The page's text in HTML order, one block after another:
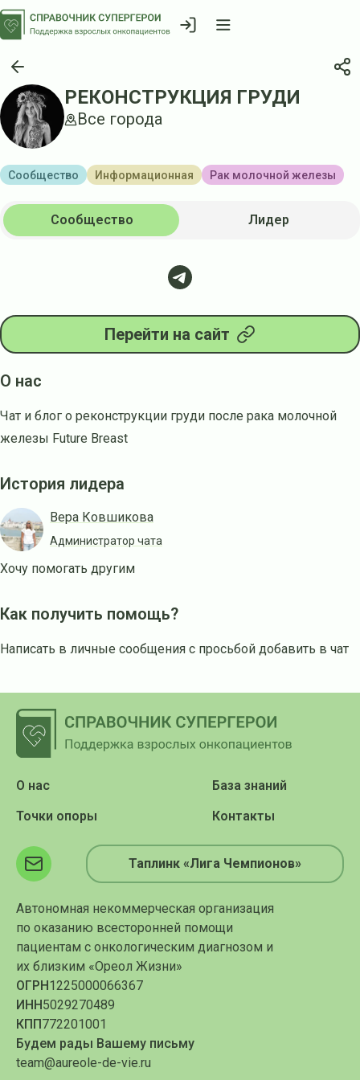
РЕКОНСТРУКЦИЯ ГРУДИ
Все города
Сообщество Информационная Рак молочной железы
Сообщество Лидер
Перейти на сайт
О нас
Чат и блог о реконструкции груди после рака молочной
железы Future Breast
История лидера
Вера Ковшикова
Администратор чата
Хочу помогать другим
Как получить помощь?
Написать в личные сообщения с просьбой добавить в чат
Автономная некоммерческая организация
по оказанию всесторонней помощи
пациентам с онкологическим диагнозом и
их близким «Ореол Жизни»
ОГРН1225000066367
ИНН5029270489
КПП772201001
Будем рады Вашему письму
team@aureole-de-vie.ru
О нас
База знаний
Точки опоры
Контакты
Таплинк «Лига Чемпионов»